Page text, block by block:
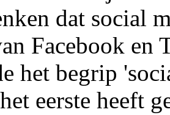
dat social
Facebook en
het begrip
eerste heeft